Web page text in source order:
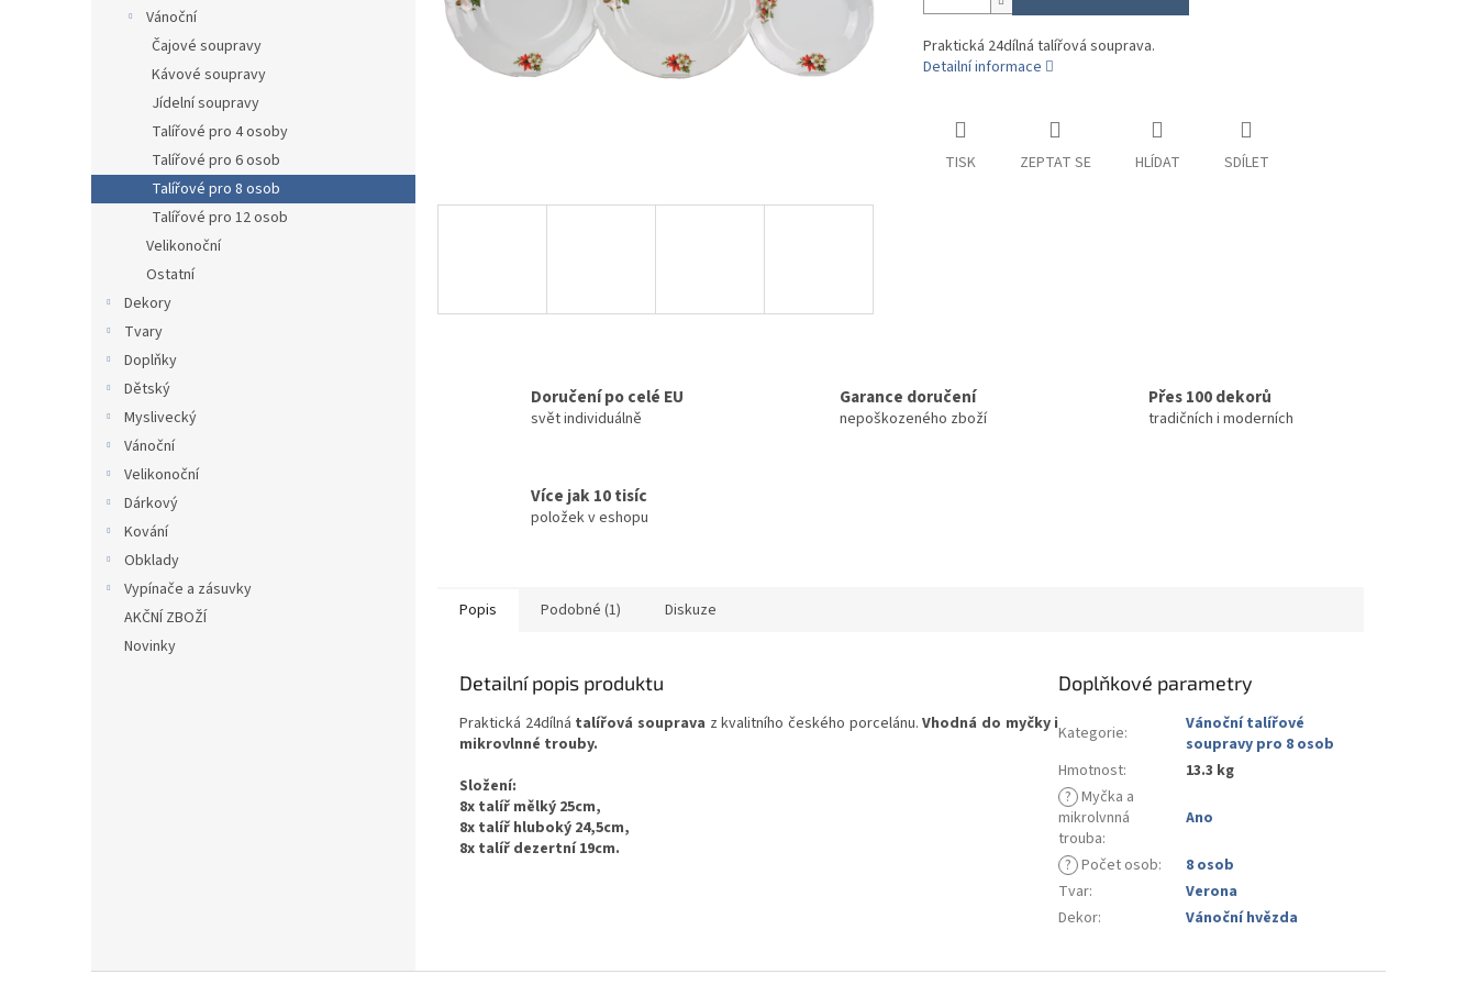
Vánoční
Čajové soupravy
Kávové soupravy
Jídelní soupravy
Talířové pro 4 osoby
Talířové pro 6 osob
Talířové pro 8 osob
Talířové pro 12 osob
Velikonoční
Ostatní
Dekory
Tvary
Doplňky
Dětský
Myslivecký
Vánoční
Velikonoční
Dárkový
Kování
Obklady
Vypínače a zásuvky
AKČNÍ ZBOŽÍ
Novinky
Praktická 24dílná talířová souprava.
Detailní informace
TISK ZEPTAT SE HLÍDAT SDÍLET
Doručení po celé EU
svět individuálně
Garance doručení
nepoškozeného zboží
Přes 100 dekorů
tradičních i moderních
Více jak 10 tisíc
položek v eshopu
Popis Podobné (1) Diskuze
Detailní popis produktu
Praktická 24dílná talířová souprava z kvalitního českého porcelánu.Vhodná do myčky i
mikrovlnné trouby.
Složení:
8x talíř mělký 25cm,
8x talíř hluboký 24,5cm,
8x talíř dezertní 19cm.
Doplňkové parametry
Kategorie:
Vánoční talířové
soupravy pro 8 osob
Hmotnost:
13.3 kg
? Myčka a
mikrolvnná
trouba:
Ano
? Počet osob:
8 osob
Tvar:
Verona
Dekor: Vánoční hvězda